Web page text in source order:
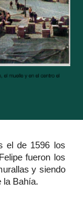
el de 1596 los
fueron los
y siendo
la Bahía.